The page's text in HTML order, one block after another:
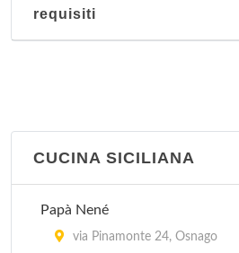
requisiti
CUCINA SICILIANA
Papà Nené
via Pinamonte 24, Osnago